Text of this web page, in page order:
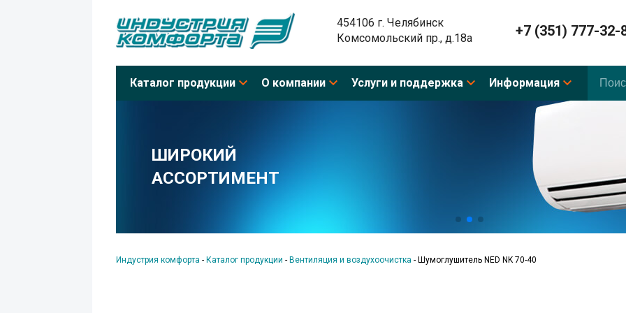
454106 г. Челябинск
Комсомольский пр., д.18а
+7 (351) 777-32-
Каталог продукции О компании Услуги и поддержка Информация
ШИРОКИЙ
АССОРТИМЕНТ
Индустрия комфорта - Каталог продукции - Вентиляция и воздухоочистка - Шумоглушитель NED NK 70-40